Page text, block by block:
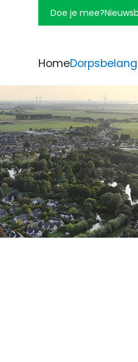
Doe je mee?
Home
Missie en
Doel
Kernwaarden
Jaarplan
Wie zijn wij